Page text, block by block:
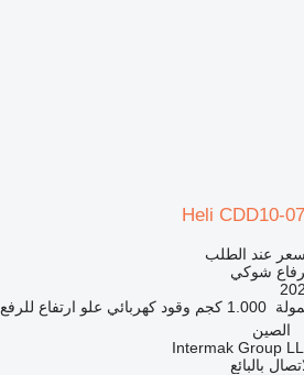
Heli CDD10-
عند الطلب
شوكي
1.000 كجم وقود كهربائي علو ارتفاع للرفع
الصين
Intermak Group
بالبائع